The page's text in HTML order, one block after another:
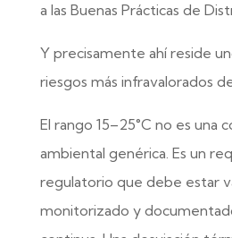
a las Buenas Prácticas de
Y precisamente ahí reside
riesgos más infravalorados
El rango 15–25°C no es una
ambiental genérica. Es un
regulatorio que debe estar
monitorizado y